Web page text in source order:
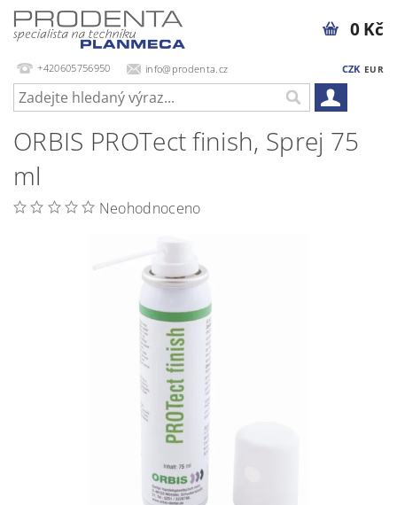
+420605756950 info@prodenta.cz CZK EUR
0 Kč
ORBIS PROTect finish, Sprej 75
ml
Neohodnoceno